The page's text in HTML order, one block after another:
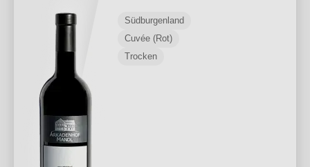
Südburgenland
Cuvée (Rot)
Trocken